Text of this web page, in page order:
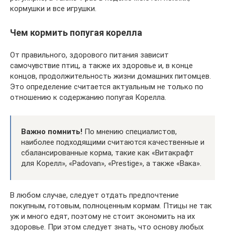
кормушки и все игрушки.
Чем кормить попугая корелла
От правильного, здорового питания зависит
самочувствие птиц, а также их здоровье и, в конце
концов, продолжительность жизни домашних питомцев.
Это определение считается актуальным не только по
отношению к содержанию попугая Корелла.
Важно помнить! По мнению специалистов,
наиболее подходящими считаются качественные и
сбалансированные корма, такие как «Витакрафт
для Корелл», «Padovan», «Prestige», а также «Вака».
В любом случае, следует отдать предпочтение
покупным, готовым, полноценным кормам. Птицы не так
уж и много едят, поэтому не стоит экономить на их
здоровье. При этом следует знать, что основу любых